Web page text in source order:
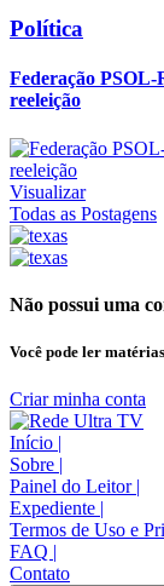
Política
Federação
reeleição
Visualizar
Todas as Postagens
Não possui uma
Você pode ler
Criar minha conta
Início |
Sobre |
Painel do Leitor |
Expediente |
Termos de Uso e
FAQ |
Contato